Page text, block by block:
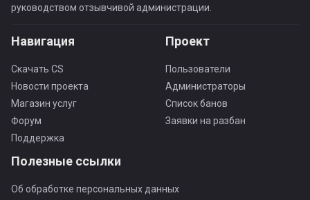
руководством отзывчивой администрации.
Навигация
Скачать CS
Новости проекта
Магазин услуг
Форум
Поддержка
Проект
Пользователи
Администраторы
Список банов
Заявки на разбан
Полезные ссылки
Об обработке персональных данных